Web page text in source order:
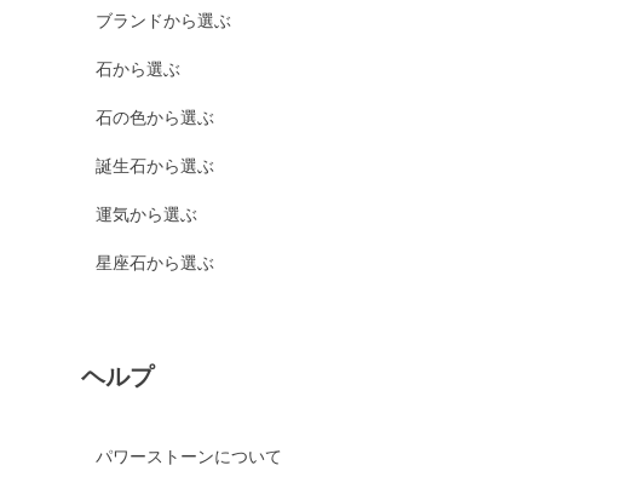
ブランドから選ぶ
石から選ぶ
石の色から選ぶ
誕生石から選ぶ
運気から選ぶ
星座石から選ぶ
ヘルプ
パワーストーンについて